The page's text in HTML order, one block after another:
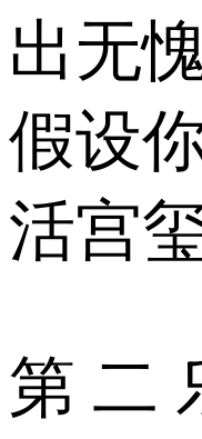
出无
假设
活宫
第 二